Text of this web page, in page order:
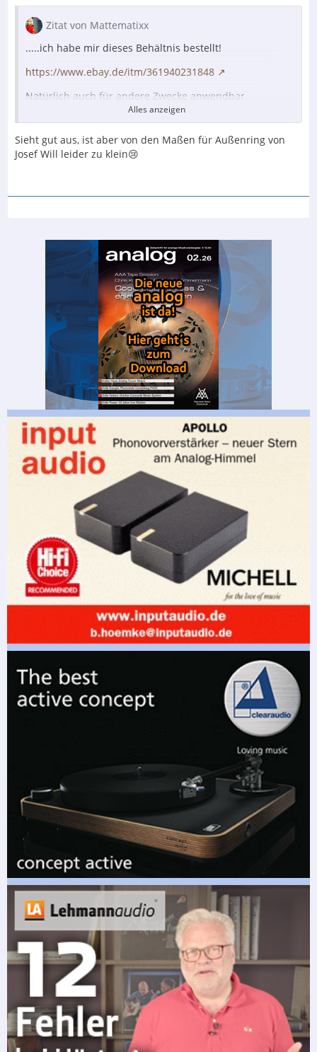
Zitat von Mattematixx
.....ich habe mir dieses Behältnis bestellt!
https://www.ebay.de/itm/361940231848
Natürlich auch für andere Zwecke anwendbar.
Tüsss
Alles anzeigen
Sieht gut aus, ist aber von den Maßen für Außenring von
Josef Will leider zu klein😢